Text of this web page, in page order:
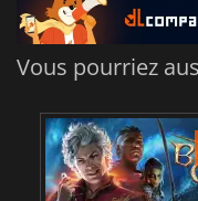
Vous pourriez